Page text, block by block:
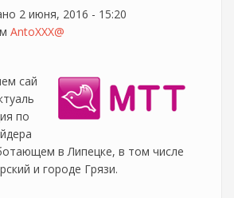
2 июня, 2016 - 15:20
AntoXXX@
сай
по
в Липецке, в том числе
и городе Грязи.